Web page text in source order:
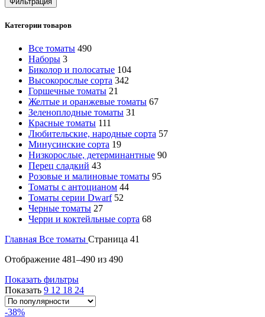
Категории товаров
Все томаты 490
Наборы 3
Биколор и полосатые 104
Высокорослые сорта 342
Горшечные томаты 21
Желтые и оранжевые томаты 67
Зеленоплодные томаты 31
Красные томаты 111
Любительские, народные сорта 57
Минусинские сорта 19
Низкорослые, детерминантные 90
Перец сладкий 43
Розовые и малиновые томаты 95
Томаты с антоцианом 44
Томаты серии Dwarf 52
Черные томаты 27
Черри и коктейльные сорта 68
Главная Все томаты Страница 41
Отображение 481–490 из 490
Показать фильтры
Показать 9 12 18 24
-38%